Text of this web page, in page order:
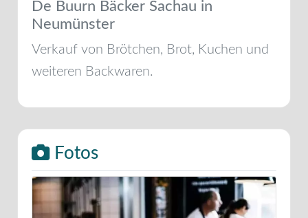
De Buurn Bäcker Sachau in
Neumünster
Verkauf von Brötchen, Brot, Kuchen und
weiteren Backwaren.
Fotos